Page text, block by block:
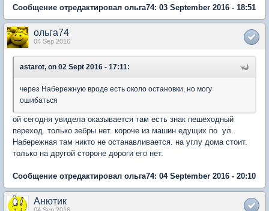
Сообщение отредактировал ольга74: 03 September 2016 - 18:51
ольга74
04 Sep 2016
astarot, on 02 Sept 2016 - 17:11:
через Набережную вроде есть около остановки, но могу
ошибаться
ой сегодня увидела оказывается там есть знак пешеходный
переход. только зебры нет. короче из машин едущих по ул.
Набережная там никто не останавливается. на углу дома стоит.
только на другой стороне дороги его нет.
Сообщение отредактировал ольга74: 04 September 2016 - 20:10
Анютик